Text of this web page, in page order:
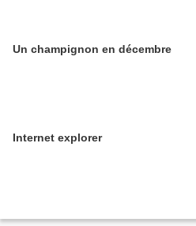
Un champignon en décembre
Internet explorer